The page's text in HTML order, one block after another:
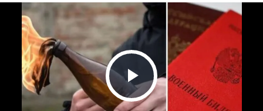
Play Video